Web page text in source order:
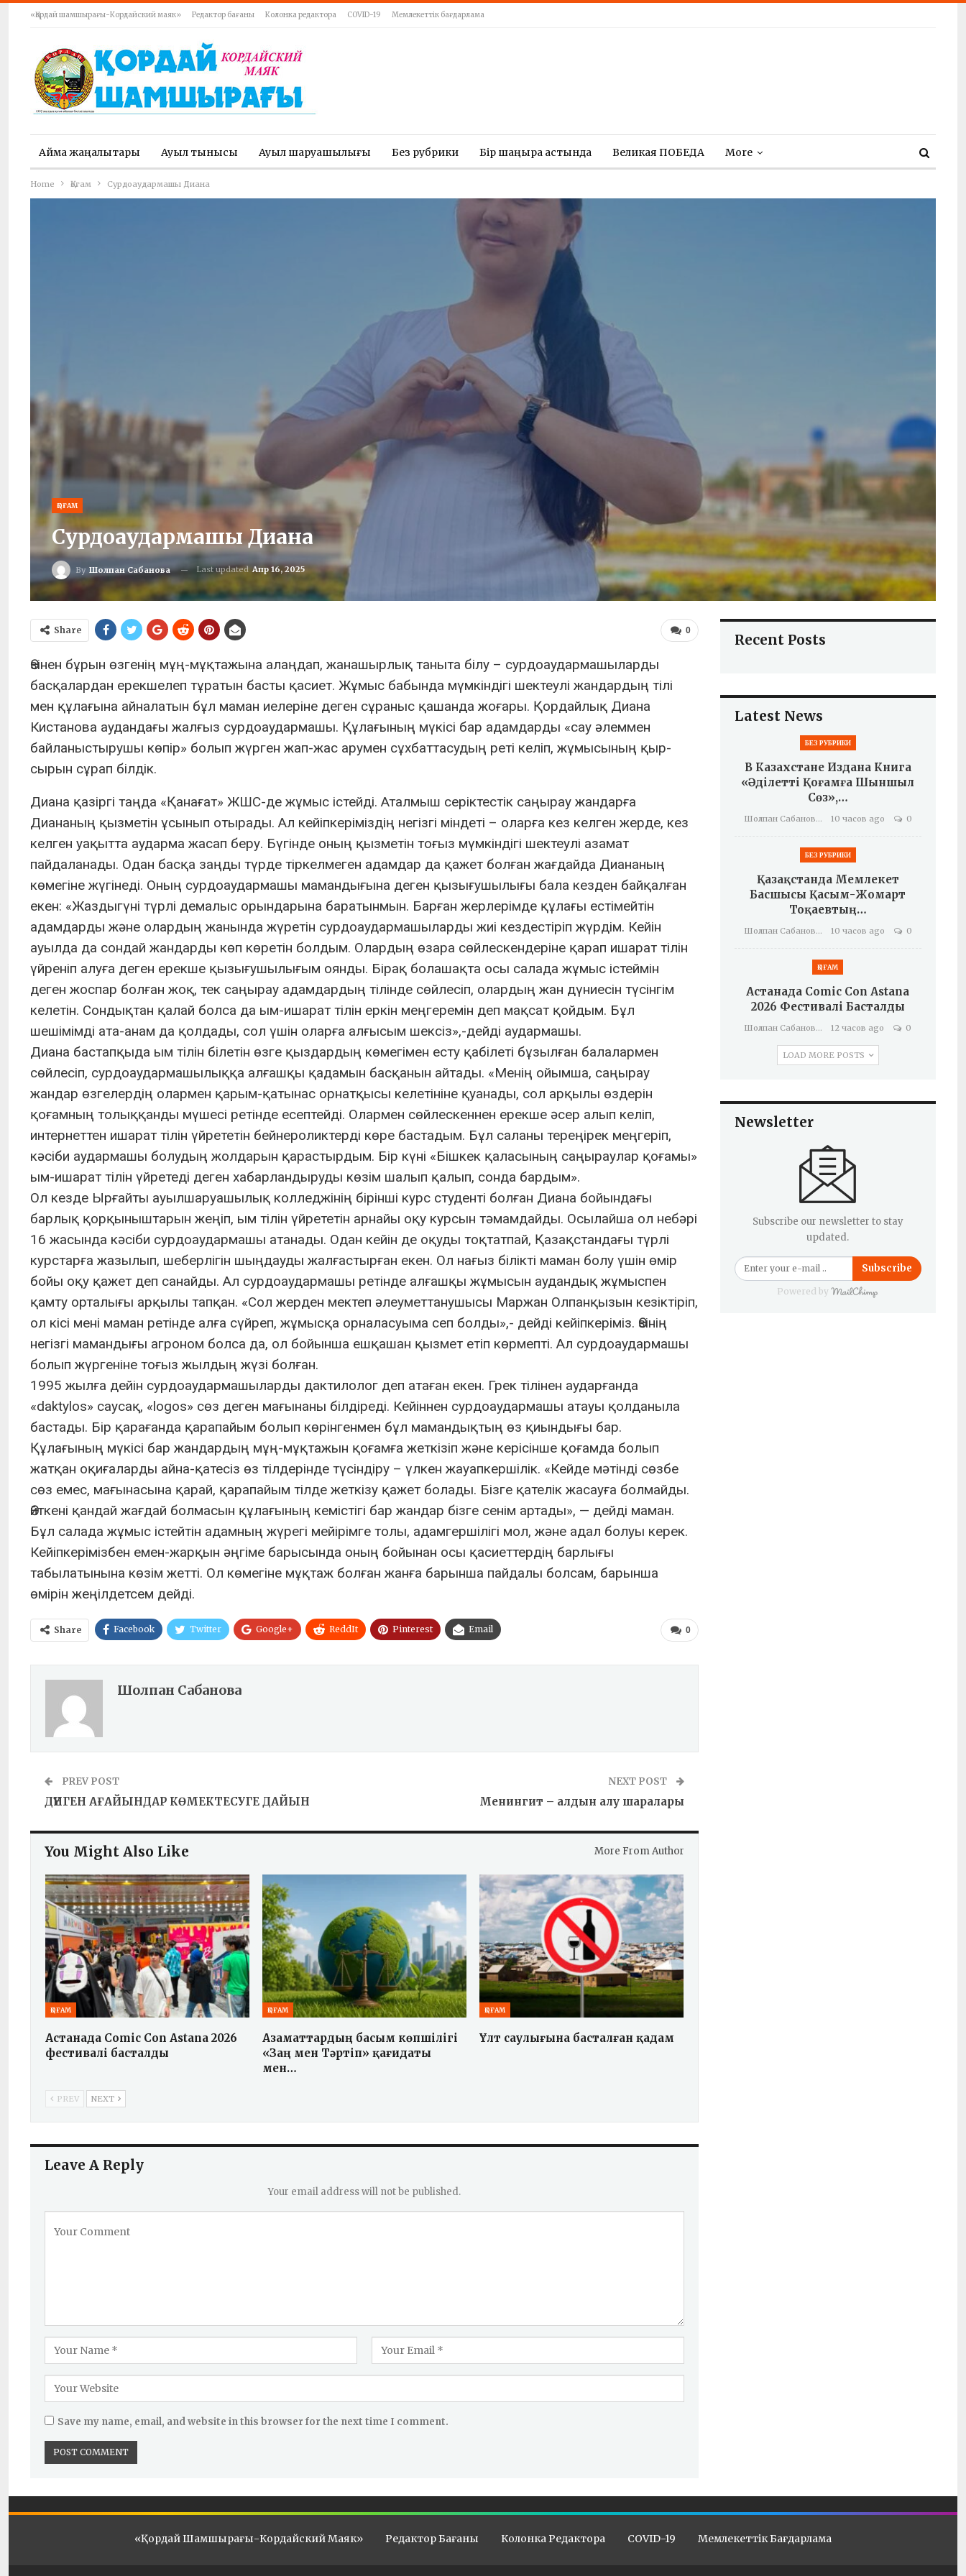
«Қордай шамшырағы-Кордайский маяк» Редактор бағаны Колонка редактора COVID-19 Мемлекеттік бағдарлама
Аймақ жаңалықтары Ауыл тынысы Ауыл шаруашылығы Без рубрики Бір шаңырақ астында Великая ПОБЕДА More
Home Қоғам Сурдоаудармашы Диана
ҚОҒАМ
Сурдоаудармашы Диана
By Шолпан Сабанова Last updatedАпр 16, 2025
0
Share
Өзінен бұрын өзгенің мұң-мұқтажына алаңдап, жанашырлық таныта білу – сурдоаудармашыларды
басқалардан ерекшелеп тұратын басты қасиет. Жұмыс бабында мүмкіндігі шектеулі жандардың тілі
мен құлағына айналатын бұл маман иелеріне деген сұраныс қашанда жоғары. Қордайлық Диана
Кистанова аудандағы жалғыз сурдоаудармашы. Құлағының мүкісі бар адамдарды «сау әлеммен
байланыстырушы көпір» болып жүрген жап-жас арумен сұхбаттасудың реті келіп, жұмысының қыр-
сырын сұрап білдік.
Диана қазіргі таңда «Қанағат» ЖШС-де жұмыс істейді. Аталмыш серіктестік саңырау жандарға
Диананың қызметін ұсынып отырады. Ал кейіпкеріміздің негізгі міндеті – оларға кез келген жерде, кез
келген уақытта аударма жасап беру. Бүгінде оның қызметін тоғыз мүмкіндігі шектеулі азамат
пайдаланады. Одан басқа заңды түрде тіркелмеген адамдар да қажет болған жағдайда Диананың
көмегіне жүгінеді. Оның сурдоаудармашы мамандығына деген қызығушылығы бала кезден байқалған
екен: «Жаздыгүні түрлі демалыс орындарына баратынмын. Барған жерлерімде құлағы естімейтін
адамдарды және олардың жанында жүретін сурдоаудармашыларды жиі кездестіріп жүрдім. Кейін
ауылда да сондай жандарды көп көретін болдым. Олардың өзара сөйлескендеріне қарап ишарат тілін
үйреніп алуға деген ерекше қызығушылығым оянды. Бірақ болашақта осы салада жұмыс істеймін
деген жоспар болған жоқ, тек саңырау адамдардың тілінде сөйлесіп, олардың жан дүниесін түсінгім
келетін. Сондықтан қалай болса да ым-ишарат тілін еркін меңгеремін деп мақсат қойдым. Бұл
шешімімді ата-анам да қолдады, сол үшін оларға алғысым шексіз»,-дейді аудармашы.
Диана бастапқыда ым тілін білетін өзге қыздардың көмегімен есту қабілеті бұзылған балалармен
сөйлесіп, сурдоаудармашылыққа алғашқы қадамын басқанын айтады. «Менің ойымша, саңырау
жандар өзгелердің олармен қарым-қатынас орнатқысы келетініне қуанады, сол арқылы өздерін
қоғамның толыққанды мүшесі ретінде есептейді. Олармен сөйлескеннен ерекше әсер алып келіп,
интернеттен ишарат тілін үйрететін бейнероликтерді көре бастадым. Бұл саланы тереңірек меңгеріп,
кәсіби аудармашы болудың жолдарын қарастырдым. Бір күні «Бішкек қаласының саңыраулар қоғамы»
ым-ишарат тілін үйретеді деген хабарландыруды көзім шалып қалып, сонда бардым».
Ол кезде Ырғайты ауылшаруашылық колледжінің бірінші курс студенті болған Диана бойындағы
барлық қорқыныштарын жеңіп, ым тілін үйрететін арнайы оқу курсын тәмамдайды. Осылайша ол небәрі
16 жасында кәсіби сурдоаудармашы атанады. Одан кейін де оқуды тоқтатпай, Қазақстандағы түрлі
курстарға жазылып, шеберлігін шыңдауды жалғастырған екен. Ол нағыз білікті маман болу үшін өмір
бойы оқу қажет деп санайды. Ал сурдоаудармашы ретінде алғашқы жұмысын аудандық жұмыспен
қамту орталығы арқылы тапқан. «Сол жерден мектеп әлеуметтанушысы Маржан Олпанқызын кезіктіріп,
ол кісі мені маман ретінде алға сүйреп, жұмысқа орналасуыма сеп болды»,- дейді кейіпкеріміз. Өзінің
негізгі мамандығы агроном болса да, ол бойынша ешқашан қызмет етіп көрмепті. Ал сурдоаудармашы
болып жүргеніне тоғыз жылдың жүзі болған.
1995 жылға дейін сурдоаудармашыларды дактилолог деп атаған екен. Грек тілінен аударғанда
«daktylos» саусақ, «logos» сөз деген мағынаны білдіреді. Кейіннен сурдоаудармашы атауы қолданыла
бастады. Бір қарағанда қарапайым болып көрінгенмен бұл мамандықтың өз қиындығы бар.
Құлағының мүкісі бар жандардың мұң-мұқтажын қоғамға жеткізіп және керісінше қоғамда болып
жатқан оқиғаларды айна-қатесіз өз тілдерінде түсіндіру – үлкен жауапкершілік. «Кейде мәтінді сөзбе
сөз емес, мағынасына қарай, қарапайым тілде жеткізу қажет болады. Бізге қателік жасауға болмайды.
Өйткені қандай жағдай болмасын құлағының кемістігі бар жандар бізге сенім артады», — дейді маман.
Бұл салада жұмыс істейтін адамның жүрегі мейірімге толы, адамгершілігі мол, және адал болуы керек.
Кейіпкерімізбен емен-жарқын әңгіме барысында оның бойынан осы қасиеттердің барлығы
табылатынына көзім жетті. Ол көмегіне мұқтаж болған жанға барынша пайдалы болсам, барынша
өмірін жеңілдетсем дейді.
0
Share Facebook Twitter Google+ ReddIt Pinterest Email
Шолпан Сабанова
PREV POST
ДҮНГЕН АҒАЙЫНДАР КӨМЕКТЕСУГЕ ДАЙЫН
NEXT POST
Менингит – алдын алу шаралары
You Might Also Like More From Author
ҚОҒАМ
Астанада Comic Con Astana 2026
фестивалі басталды
ҚОҒАМ
Азаматтардың басым көпшілігі
«Заң мен Тәртіп» қағидаты
мен…
ҚОҒАМ
Ұлт саулығына басталған қадам
PREV NEXT
Leave A Reply
Your email address will not be published.
Save my name, email, and website in this browser for the next time I comment.
Recent Posts
Latest News
БЕЗ РУБРИКИ
В Казахстане Издана Книга
«Әділетті Қоғамға Шыншыл
Сөз»,…
Шолпан Сабанова 10 часов ago 0
БЕЗ РУБРИКИ
Қазақстанда Мемлекет
Басшысы Қасым-Жомарт
Тоқаевтың…
Шолпан Сабанова 10 часов ago 0
ҚОҒАМ
Астанада Comic Con Astana
2026 Фестивалі Басталды
Шолпан Сабанова 12 часов ago 0
LOAD MORE POSTS
Newsletter
Subscribe our newsletter to stay
updated.
Subscribe
Powered by
«Қордай Шамшырағы-Кордайский Маяк» Редактор Бағаны Колонка Редактора COVID-19 Мемлекеттік Бағдарлама